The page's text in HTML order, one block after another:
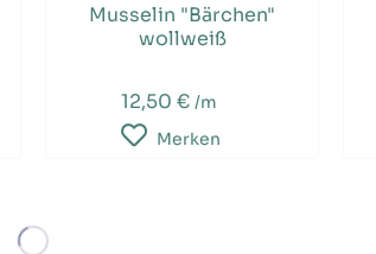
Musselin "Bärchen"
wollweiß
12,50 € /m
Merken